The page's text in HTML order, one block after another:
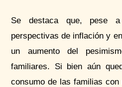
Se destaca que, pese
perspectivas de inflación y
un aumento del
familiares. Si bien aún
consumo de las familias